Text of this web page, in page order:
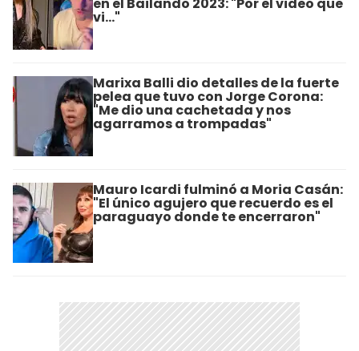
en el Bailando 2023: "Por el video que
vi..."
Marixa Balli dio detalles de la fuerte
pelea que tuvo con Jorge Corona:
"Me dio una cachetada y nos
agarramos a trompadas"
Mauro Icardi fulminó a Moria Casán:
"El único agujero que recuerdo es el
paraguayo donde te encerraron"